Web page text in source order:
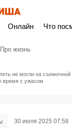
Онлайн Что
Про жизнь
не могли на съемочной
время с ужасом
30 июля 2025 07:58